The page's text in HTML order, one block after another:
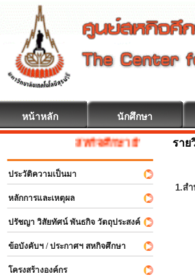
หน้าหลัก นักศึกษา
สหกิจศึกษา ยินดีต้อนรับ
ประวัติความเป็นมา
หลักการและเหตุผล
ปรัชญา วิสัยทัศน์ พันธกิจ วัตถุประสงค์
ข้อบังคับฯ / ประกาศฯ สหกิจศึกษา
โครงสร้างองค์กร
ราย
1.ส